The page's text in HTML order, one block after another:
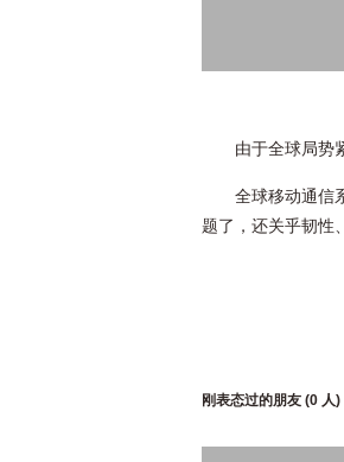
由于全球局势
全球移动通信
题了，还关乎韧性
刚表态过的朋友 (0 人)